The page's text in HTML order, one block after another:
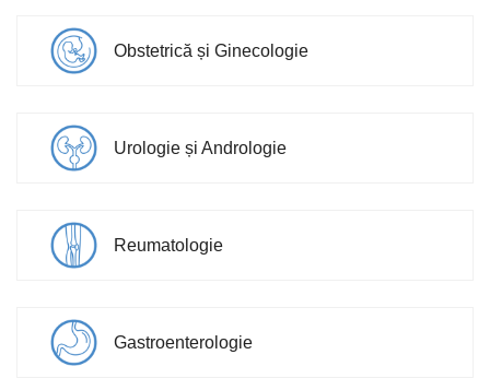
Obstetrică și Ginecologie
Urologie și Andrologie
Reumatologie
Gastroenterologie